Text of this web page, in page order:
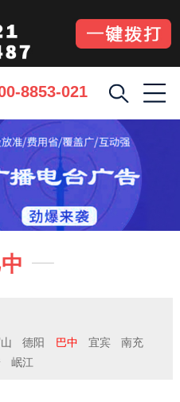
8853-021

德阳 巴中 宜宾
南充
岷江